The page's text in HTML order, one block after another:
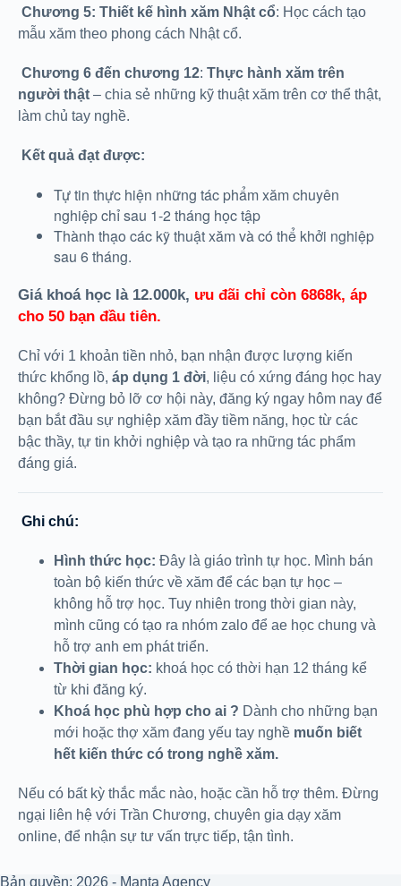
Chương 5: Thiết kế hình xăm Nhật cổ: Học cách tạo
mẫu xăm theo phong cách Nhật cổ.
Chương 6 đến chương 12: Thực hành xăm trên
người thật – chia sẻ những kỹ thuật xăm trên cơ thể thật,
làm chủ tay nghề.
Kết quả đạt được:
Tự tin thực hiện những tác phẩm xăm chuyên
nghiệp chỉ sau 1-2 tháng học tập
Thành thạo các kỹ thuật xăm và có thể khởi nghiệp
sau 6 tháng.
Giá khoá học là 12.000k, ưu đãi chỉ còn 6868k, áp
cho 50 bạn đầu tiên.
Chỉ với 1 khoản tiền nhỏ, bạn nhận được lượng kiến
thức khổng lồ, áp dụng 1 đời, liệu có xứng đáng học hay
không? Đừng bỏ lỡ cơ hội này, đăng ký ngay hôm nay để
bạn bắt đầu sự nghiệp xăm đầy tiềm năng, học từ các
bậc thầy, tự tin khởi nghiệp và tạo ra những tác phẩm
đáng giá.
Ghi chú:
Hình thức học: Đây là giáo trình tự học. Mình bán
toàn bộ kiến thức về xăm để các bạn tự học –
không hỗ trợ học. Tuy nhiên trong thời gian này,
mình cũng có tạo ra nhóm zalo để ae học chung và
hỗ trợ anh em phát triển.
Thời gian học: khoá học có thời hạn 12 tháng kể
từ khi đăng ký.
Khoá học phù hợp cho ai ? Dành cho những bạn
mới hoặc thợ xăm đang yếu tay nghề muốn biết
hết kiến thức có trong nghề xăm.
Nếu có bất kỳ thắc mắc nào, hoặc cần hỗ trợ thêm. Đừng
ngại liên hệ với Trần Chương, chuyên gia dạy xăm
online, để nhận sự tư vấn trực tiếp, tận tình.
Bản quyền; 2026 - Manta Agency